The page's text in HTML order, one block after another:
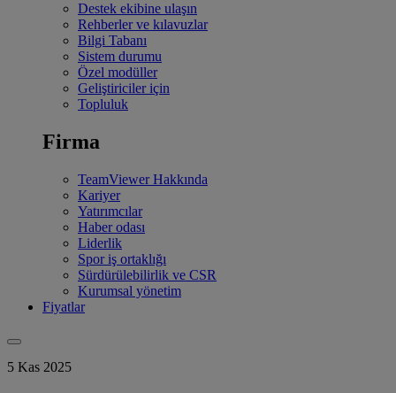
Destek ekibine ulaşın
Rehberler ve kılavuzlar
Bilgi Tabanı
Sistem durumu
Özel modüller
Geliştiriciler için
Topluluk
Firma
TeamViewer Hakkında
Kariyer
Yatırımcılar
Haber odası
Liderlik
Spor iş ortaklığı
Sürdürülebilirlik ve CSR
Kurumsal yönetim
Fiyatlar
5 Kas 2025